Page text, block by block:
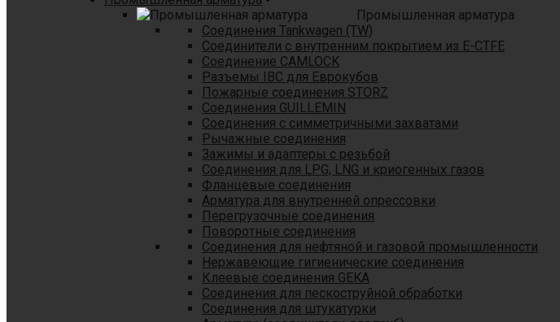
Промышленная арматура
Соединения Tankwagen (TW)
Соединители с внутренним покрытием из E-CTFE
Соединение CAMLOCK
Разъемы IBC для Еврокубов
Пожарные соединения STORZ
Соединения GUILLEMIN
Соединения с симметричными захватами
Рычажные соединения
Зажимы и адаптеры с резьбой
Соединения для LPG, LNG и криогенных газов
Фланцевые соединения
Арматура для внутренней опрессовки
Перегрузочные соединения
Поворотные соединения
Соединения для нефтяной и газовой промышленности
Нержавеющие гигиенические соединения
Клеевые соединения GEKA
Соединения для пескоструйной обработки
Cоединения для штукатурки